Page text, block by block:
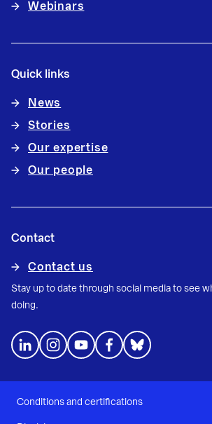
Webinars
Quick links
News
Stories
Our expertise
Our people
Contact
Contact us
Stay up to date through social media to see
doing.
Conditions and certifications